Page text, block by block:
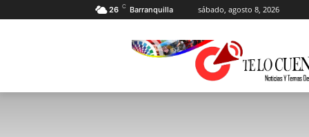
26 C Barranquilla sábado, agosto 8, 2026